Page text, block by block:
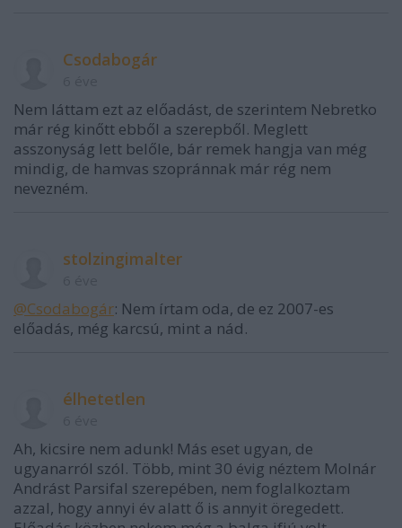
Csodabogár
Nem láttam ezt az előadást, de szerintem Nebretko
már rég kinőtt ebből a szerepből. Meglett
asszonyság lett belőle, bár remek hangja van még
mindig, de hamvas szopránnak már rég nem
nevezném.
stolzingimalter
@Csodabogár: Nem írtam oda, de ez 2007-es
előadás, még karcsú, mint a nád.
élhetetlen
Ah, kicsire nem adunk! Más eset ugyan, de
ugyanarról szól. Több, mint 30 évig néztem Molnár
Andrást Parsifal szerepében, nem foglalkoztam
azzal, hogy annyi év alatt ő is annyit öregedett.